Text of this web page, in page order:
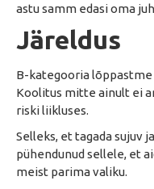
astu samm edasi oma
Järeldus
B-kategooria lõppastme
Koolitus mitte ainult ei
riski liikluses.
Selleks, et tagada sujuv
pühendunud sellele, et
meist parima valiku.